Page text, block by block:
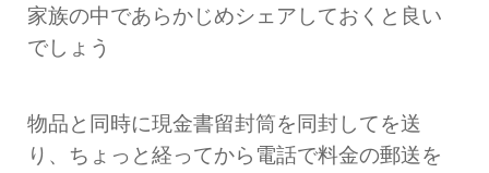
家族の中であらかじめシェアしておくと良い
でしょう
物品と同時に現金書留封筒を同封してを送
り、ちょっと経ってから電話で料金の郵送を